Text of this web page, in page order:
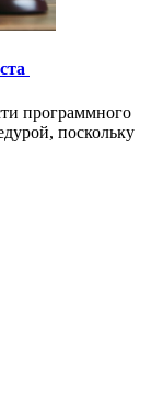
программного
поскольку